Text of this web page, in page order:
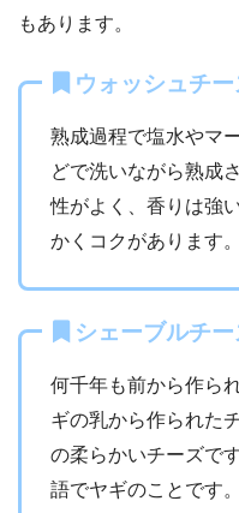
もあります。
ウォッシュチ
熟成過程で塩水やマ
どで洗いながら熟成
性がよく、香りは強
かくコクがあります。
シェーブルチ
何千年も前から作ら
ギの乳から作られた
の柔らかいチーズで
語でヤギのことです